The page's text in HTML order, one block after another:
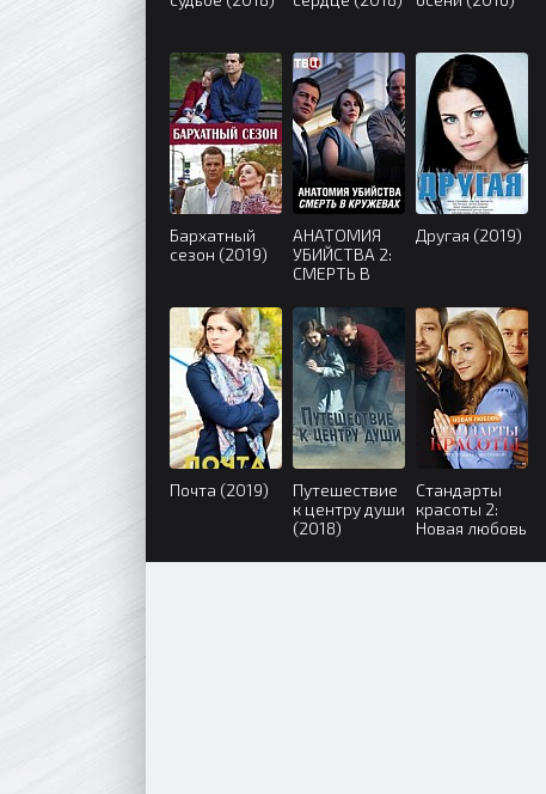
Бархатный
сезон (2019)
АНАТОМИЯ
УБИЙСТВА 2:
СМЕРТЬ В
(2019)
Другая (2019)
Почта (2019)
Путешествие
к центру души
(2018)
Стандарты
красоты 2:
Новая любовь